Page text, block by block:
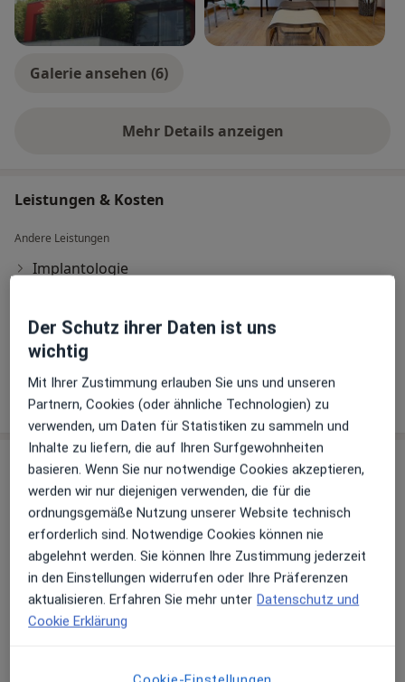
Galerie ansehen (6)
Mehr Details anzeigen
über Erfahrungen
Leistungen & Kosten
Andere Leistungen
Implantologie
Ästhetische Zahnmedizin
Wie funktioniert die Preisbildung?
Praxis
Zahnärztliche Gem.Praxis Dres. Alexander
Dietzel und Mariella Christina Dietzel
Meppener Str. 124,49808Lingen
Zu Google Maps
Der Schutz ihrer Daten ist uns
wichtig
Mit Ihrer Zustimmung erlauben Sie uns und unseren
Partnern, Cookies (oder ähnliche Technologien) zu
verwenden, um Daten für Statistiken zu sammeln und
Inhalte zu liefern, die auf Ihren Surfgewohnheiten
basieren. Wenn Sie nur notwendige Cookies akzeptieren,
werden wir nur diejenigen verwenden, die für die
ordnungsgemäße Nutzung unserer Website technisch
erforderlich sind. Notwendige Cookies können nie
abgelehnt werden. Sie können Ihre Zustimmung jederzeit
in den Einstellungen widerrufen oder Ihre Präferenzen
aktualisieren. Erfahren Sie mehr unter Datenschutz und
Cookie Erklärung